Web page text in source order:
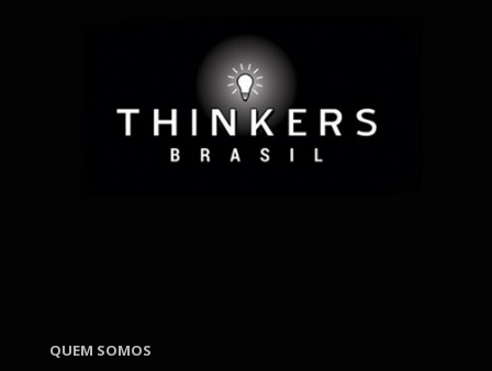
QUEM SOMOS